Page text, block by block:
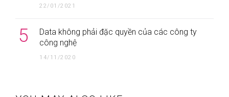
22/01/2021
5
Data không phải đặc quyền của các công ty
công nghệ
14/11/2020